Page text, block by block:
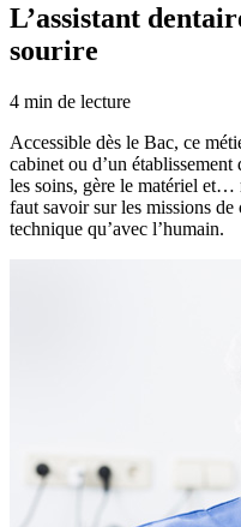
L’assistant
sourire
4 min de lecture
Accessible dès le Bac, ce
cabinet ou d’un établissement
les soins, gère le matériel et…
faut savoir sur les missions de
technique qu’avec l’humain.